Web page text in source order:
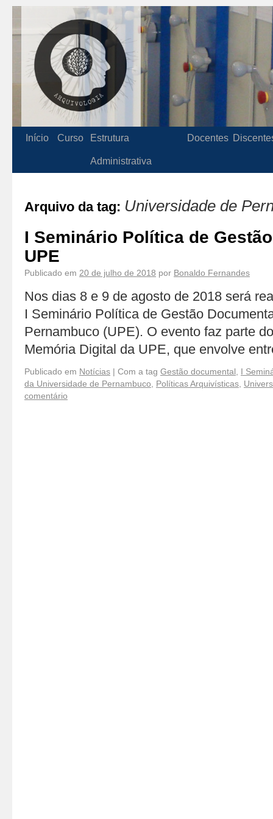
Início Curso Estrutura
Administrativa
Docentes
Arquivo da tag: Universidade de
I Seminário Política de
UPE
Publicado em 20 de julho de 2018 por Bonaldo Fernandes
Nos dias 8 e 9 de agosto de 2018 será
I Seminário Política de Gestão
Pernambuco (UPE). O evento faz parte
Memória Digital da UPE, que envolve
Publicado em Notícias | Com a tag Gestão documental
I
da Universidade de Pernambuco
Políticas Arquivísticas
comentário